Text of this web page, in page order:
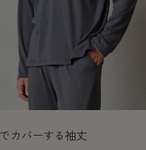
カバーする袖丈